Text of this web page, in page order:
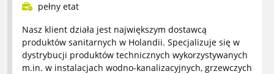
pełny etat
Nasz klient działa jest największym dostawcą
produktów sanitarnych w Holandii. Specjalizuje się w
dystrybucji produktów technicznych wykorzystywanych
m.in. w instalacjach wodno-kanalizacyjnych, grzewczych